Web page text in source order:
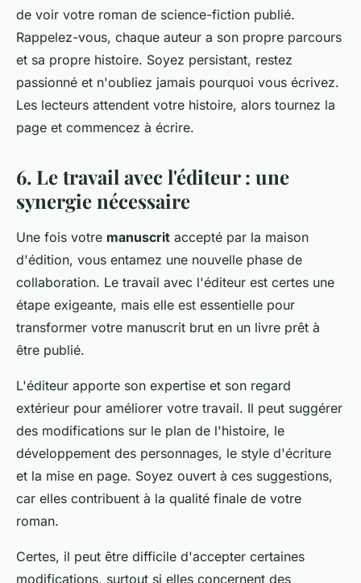
de voir votre roman de science-fiction publié.
Rappelez-vous, chaque auteur a son propre parcours
et sa propre histoire. Soyez persistant, restez
passionné et n'oubliez jamais pourquoi vous écrivez.
Les lecteurs attendent votre histoire, alors tournez la
page et commencez à écrire.
6. Le travail avec l'éditeur : une
synergie nécessaire
Une fois votre manuscrit accepté par la maison
d'édition, vous entamez une nouvelle phase de
collaboration. Le travail avec l'éditeur est certes une
étape exigeante, mais elle est essentielle pour
transformer votre manuscrit brut en un livre prêt à
être publié.
L'éditeur apporte son expertise et son regard
extérieur pour améliorer votre travail. Il peut suggérer
des modifications sur le plan de l'histoire, le
développement des personnages, le style d'écriture
et la mise en page. Soyez ouvert à ces suggestions,
car elles contribuent à la qualité finale de votre
roman.
Certes, il peut être difficile d'accepter certaines
modifications, surtout si elles concernent des